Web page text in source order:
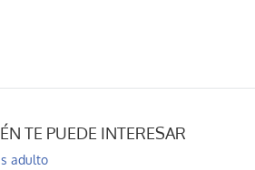
TE PUEDE INTERESAR
adulto